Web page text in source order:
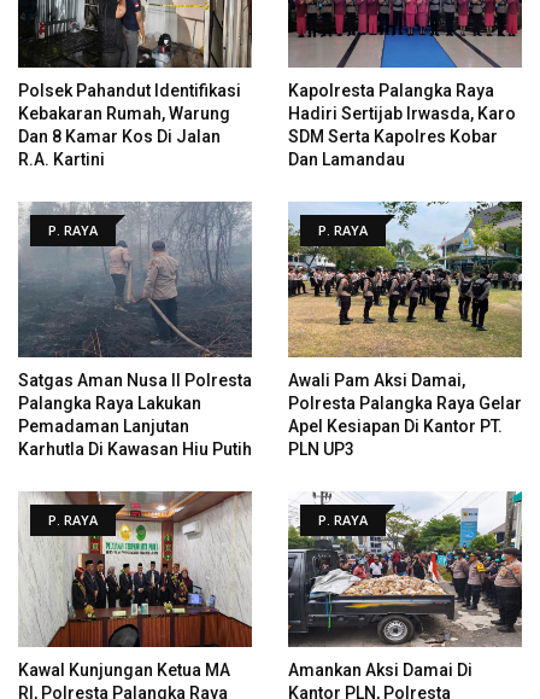
Polsek Pahandut Identifikasi
Kebakaran Rumah, Warung
Dan 8 Kamar Kos Di Jalan
R.A. Kartini
Kapolresta Palangka Raya
Hadiri Sertijab Irwasda, Karo
SDM Serta Kapolres Kobar
Dan Lamandau
P. RAYA
Satgas Aman Nusa II Polresta
Palangka Raya Lakukan
Pemadaman Lanjutan
Karhutla Di Kawasan Hiu Putih
P. RAYA
Awali Pam Aksi Damai,
Polresta Palangka Raya Gelar
Apel Kesiapan Di Kantor PT.
PLN UP3
P. RAYA
Kawal Kunjungan Ketua MA
RI, Polresta Palangka Raya
P. RAYA
Amankan Aksi Damai Di
Kantor PLN, Polresta